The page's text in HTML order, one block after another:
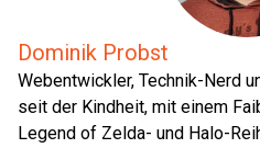
Dominik Probst
Webentwickler, Technik-Nerd
seit der Kindheit, mit einem
Legend of Zelda- und Halo-